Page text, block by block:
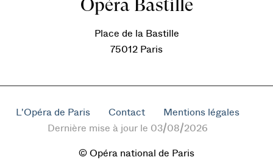
Opéra Bastille
Place de la Bastille
75012 Paris
L'Opéra de Paris Contact
Mentions légales
Dernière mise à jour le 03/08/2026
© Opéra national de Paris